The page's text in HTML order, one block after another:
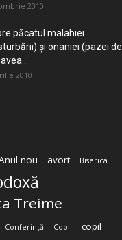
2010
păcatul malahiei
şi onaniei (pazei de
2010
nou avort Biserica
Treime
Conferință Copii
copil